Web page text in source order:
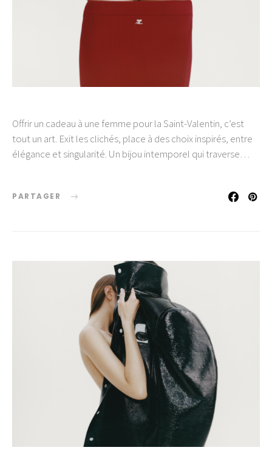
Offrir un cadeau à une femme pour la Saint-Valentin, c’est
tout un art. Exit les clichés, place à des choix inspirés, entre
élégance et singularité. Un bijou intemporel qui traverse…
PARTAGER